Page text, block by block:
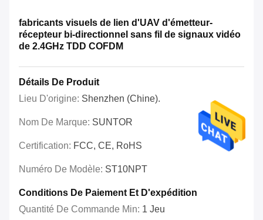
fabricants visuels de lien d'UAV d'émetteur-
récepteur bi-directionnel sans fil de signaux vidéo
de 2.4GHz TDD COFDM
Détails De Produit
Lieu D'origine: Shenzhen (Chine).
Nom De Marque: SUNTOR
Certification: FCC, CE, RoHS
Numéro De Modèle: ST10NPT
Conditions De Paiement Et D'expédition
Quantité De Commande Min: 1 Jeu